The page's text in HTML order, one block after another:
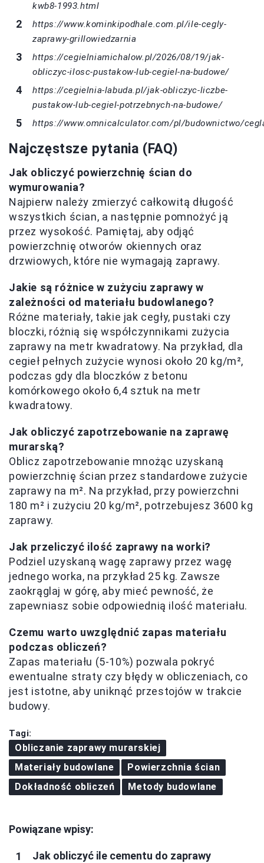
kwb8-1993.html
https://www.kominkipodhale.com.pl/ile-cegly-
zaprawy-grillowiedzarnia
https://cegielniamichalow.pl/2026/08/19/jak-
obliczyc-ilosc-pustakow-lub-cegiel-na-budowe/
https://cegielnia-labuda.pl/jak-obliczyc-liczbe-
pustakow-lub-cegiel-potrzebnych-na-budowe/
https://www.omnicalculator.com/pl/budownictwo/
Najczęstsze pytania (FAQ)
Jak obliczyć powierzchnię ścian do
wymurowania?
Najpierw należy zmierzyć całkowitą długość
wszystkich ścian, a następnie pomnożyć ją
przez wysokość. Pamiętaj, aby odjąć
powierzchnię otworów okiennych oraz
drzwiowych, które nie wymagają zaprawy.
Jakie są różnice w zużyciu zaprawy w
zależności od materiału budowlanego?
Różne materiały, takie jak cegły, pustaki czy
bloczki, różnią się współczynnikami zużycia
zaprawy na metr kwadratowy. Na przykład, dla
cegieł pełnych zużycie wynosi około 20 kg/m²,
podczas gdy dla bloczków z betonu
komórkowego około 6,4 sztuk na metr
kwadratowy.
Jak obliczyć zapotrzebowanie na zaprawę
murarską?
Oblicz zapotrzebowanie mnożąc uzyskaną
powierzchnię ścian przez standardowe zużycie
zaprawy na m². Na przykład, przy powierzchni
180 m² i zużyciu 20 kg/m², potrzebujesz 3600 kg
zaprawy.
Jak przeliczyć ilość zaprawy na worki?
Podziel uzyskaną wagę zaprawy przez wagę
jednego worka, na przykład 25 kg. Zawsze
zaokrąglaj w górę, aby mieć pewność, że
zapewniasz sobie odpowiednią ilość materiału.
Czemu warto uwzględnić zapas materiału
podczas obliczeń?
Zapas materiału (5-10%) pozwala pokryć
ewentualne straty czy błędy w obliczeniach, co
jest istotne, aby uniknąć przestojów w trakcie
budowy.
Tagi:
Obliczanie zaprawy murarskiej
Materiały budowlane
Powierzchnia ścian
Dokładność obliczeń
Metody budowlane
Powiązane wpisy:
Jak obliczyć ile cementu do zaprawy